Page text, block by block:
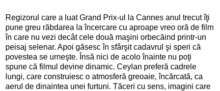
Regizorul care a luat Grand Prix-ul la Cannes anul trecut îţi
pune greu răbdarea la încercare cu aproape vreo oră de film
în care nu vezi decât cele două maşini orbecăind printr-un
peisaj selenar. Apoi găsesc în sfârşit cadavrul şi speri că
povestea se urneşte. Însă nici de acolo înainte nu poţi
spune că filmul devine dinamic. Ceylan preferă cadrele
lungi, care construiesc o atmosferă greoaie, încărcată, ca
aerul de dinaintea unei furtuni. Tăceri cu sens, imagini care